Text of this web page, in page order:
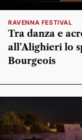
RAVENNA FESTIVAL
Tra danza e
all’Alighieri lo
Bourgeois